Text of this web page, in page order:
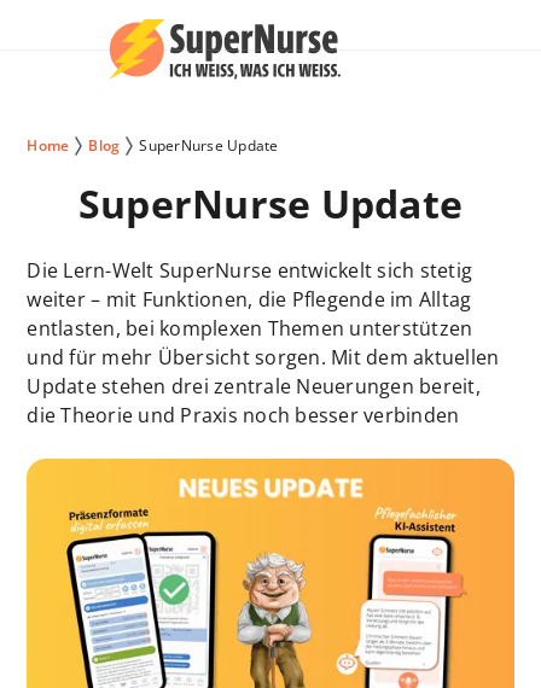
Home Blog SuperNurse Update
SuperNurse Update
Die Lern-Welt SuperNurse entwickelt sich stetig
weiter – mit Funktionen, die Pflegende im Alltag
entlasten, bei komplexen Themen unterstützen
und für mehr Übersicht sorgen. Mit dem aktuellen
Update stehen drei zentrale Neuerungen bereit,
die Theorie und Praxis noch besser verbinden